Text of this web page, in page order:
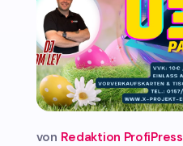
von Redaktion ProfiPress